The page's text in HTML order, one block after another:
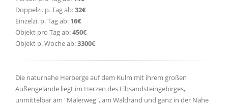
Doppelzi. p. Tag ab:32€
Einzelzi. p. Tag ab: 16€
Objekt pro Tag ab:450€
Objekt p. Woche ab:3300€
Die naturnahe Herberge auf dem Kulm mit ihrem großen
Außengelände liegt im Herzen des Elbsandsteingebirges,
unmittelbar am "Malerweg", am Waldrand und ganz in der Nähe